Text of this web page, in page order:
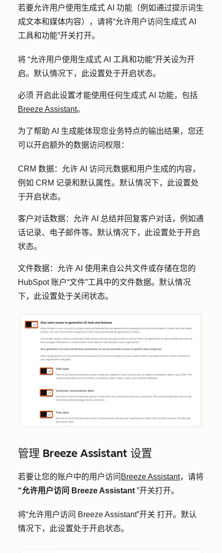
若要允许用户使用生成式 AI 功能（例如通过提示词生
成文本和媒体内容）， 请将“允许用户访问生成式 AI
工具和功能”开关打开。
将 “允许用户使用生成式 AI 工具和功能”开关设为开
启。默认情况下，此设置处于开启状态。
必须 开启此设置才能使用任何生成式 AI 功能，包括
Breeze Assistant。
为了帮助 AI 生成能体现您业务特点的输出结果，您还
可以开启额外的数据访问权限：
CRM 数据：
允许 AI 访问元数据和用户生成的内容，
例如 CRM 记录和默认属性。默认情况下，此设置处
于开启状态。
客户对话数据：允许 AI 总结并回复客户对话，例如通
话记录、电子邮件等。默认情况下，此设置处于开启
状态。
文件数据：允许 AI 使用来自公共文件或存储在您的
HubSpot 账户“文件”工具中的文件数据。默认情况
下，此设置处于关闭状态。
管理 Breeze Assistant 设置
若要让您的账户中的用户访问 Breeze Assistant，请将
“允许用户访问 Breeze Assistant ”开关打开。
将“允许用户访问 Breeze Assistant”开关 打开。默认
情况下，此设置处于开启状态。